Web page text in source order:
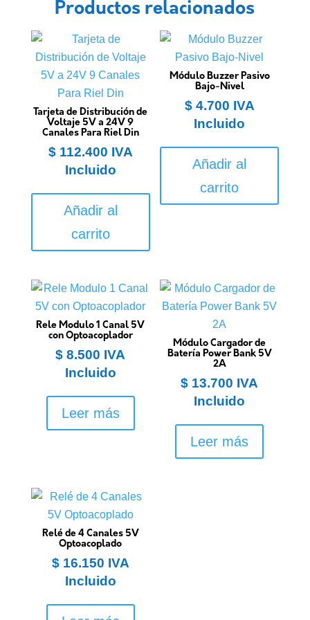
Productos relacionados
Tarjeta de Distribución de
Voltaje 5V a 24V 9
Canales Para Riel Din
$112.400 IVA
Incluido
Añadir al
carrito
Módulo Buzzer Pasivo
Bajo-Nivel
$4.700 IVA
Incluido
Añadir al
carrito
Rele Modulo 1 Canal 5V
con Optoacoplador
$ 8.500 IVA
Incluido
Leer más
Módulo Cargador de
Batería Power Bank 5V
2A
$ 13.700 IVA
Incluido
Leer más
Relé de 4 Canales 5V
Optoacoplado
$16.150 IVA
Incluido